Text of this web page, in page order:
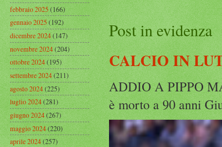
Post in evidenza
CALCIO IN
ADDIO A PIPPO
è morto a 90 anni
febbraio 2025(166)
gennaio 2025(192)
dicembre 2024(147)
novembre 2024(204)
ottobre 2024(195)
settembre 2024(211)
agosto 2024(225)
luglio 2024(281)
giugno 2024(267)
maggio 2024(220)
aprile 2024(257)